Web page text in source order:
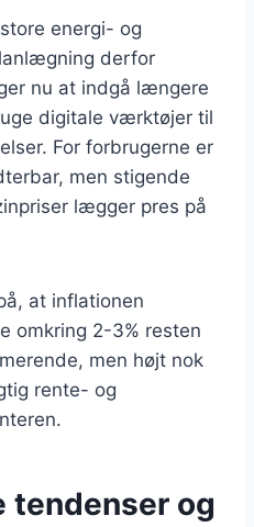
energi- og
derfor
nu at indgå længere
digitale værktøjer til
For forbrugerne er
men stigende
lægger pres på
at inflationen
omkring 2-3% resten
men højt nok
rente- og
tendenser og